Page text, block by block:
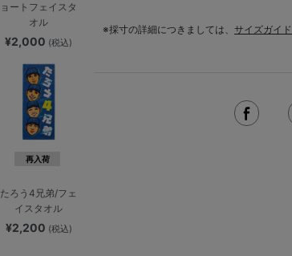
ョートフェイスタ
オル
¥2,000 (税込)
再入荷
たろう4兄弟/フェ
イスタオル
¥2,200 (税込)
※採寸の詳細につきましては、 サイズガイド